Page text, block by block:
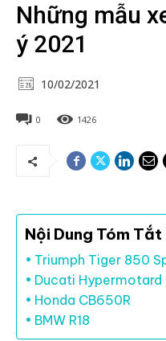
Những mẫu
ý 2021
10/02/2021
0 1426
Nội Dung Tóm
Triumph Tiger 850
Ducati Hypermotard
Honda CB650R
BMW R18